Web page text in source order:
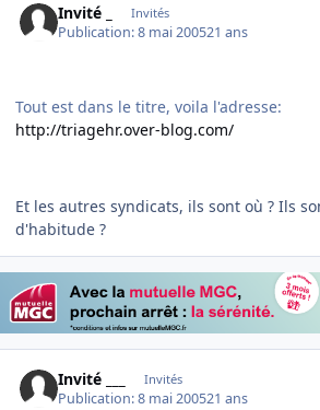
Invité _ Invités
Publication:8 mai 200521 ans
Tout est dans le titre, voila l'adresse:
http://triagehr.over-blog.com/
Et les autres syndicats, ils sont où ? Ils
d'habitude ?
Invité ___ Invités
Publication:8 mai 200521 ans